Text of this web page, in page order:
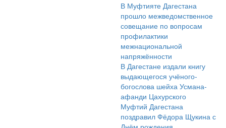
В Муфтияте Дагестана
прошло межведомственное
совещание по вопросам
профилактики
межнациональной
напряжённости
В Дагестане издали книгу
выдающегося учёного-
богослова шейха Усмана-
афанди Цахурского
Муфтий Дагестана
поздравил Фёдора Щукина с